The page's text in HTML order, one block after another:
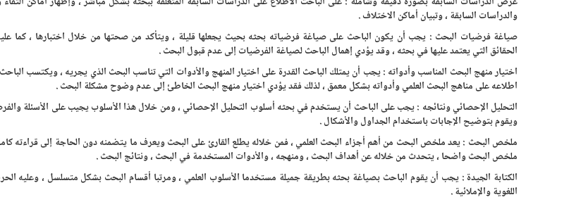
والدراسات السابقة ، وتبيان أماكن الاختلاف .
صياغة فرضيات البحث : يجب أن يكون الباحث على صياغة فرضياته بحثه بحيث يجعلها قليلة ، ويتأكد من صحتها من خلال اختبارها ، كما عليه
الحقائق التي يعتمد عليها في بحثه ، وقد يؤدي إهمال الباحث لصياغة الفرضيات إلى عدم قبول البحث .
اختيار منهج البحث المناسب وأدواته : يجب أن يمتلك الباحث القدرة على اختيار المنهج والأدوات التي تناسب البحث الذي يجريه ، ويكتسب
اطلاعه على مناهج البحث العلمي وأدواته بشكل معمق ، لذلك فقد يؤدي اختيار منهج البحث الخاطئ إلى عدم وضوح مشكلة البحث .
التحليل الإحصائي ونتائجه : يجب على الباحث أن يستخدم في بحثه أسلوب التحليل الإحصائي ، ومن خلال هذا الأسلوب يجيب على الأسئلة
ويقوم بتوضيح الإجابات باستخدام الجداول والأشكال .
ملخص البحث : يعد ملخص البحث من أهم أجزاء البحث العلمي ، فمن خلاله يطلع القارئ على البحث ويعرف ما يتضمنه دون الحاجة إلى قراءته
ملخص البحث واضحا ، يتحدث من خلاله عن أهداف البحث ، ومنهجه ، والأدوات المستخدمة في البحث ، ونتائج البحث .
الكتابة الجيدة : يجب أن يقوم الباحث بصياغة بحثه بطريقة جميلة مستخدما الأسلوب العلمي ، ومرتبا أقسام البحث بشكل متسلسل ، وعليه
اللغوية والإملائية .